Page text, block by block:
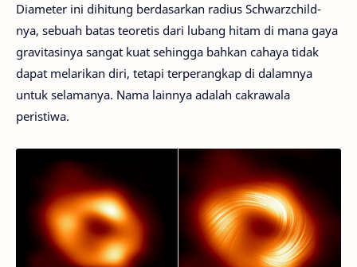
Diameter ini dihitung berdasarkan radius Schwarzchild-
nya, sebuah batas teoretis dari lubang hitam di mana gaya
gravitasinya sangat kuat sehingga bahkan cahaya tidak
dapat melarikan diri, tetapi terperangkap di dalamnya
untuk selamanya. Nama lainnya adalah cakrawala
peristiwa.